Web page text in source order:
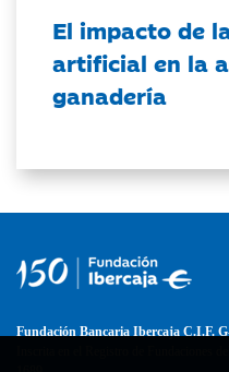
El impacto de
artificial en la
ganadería
Fundación Bancaria Ibercaja C.I.F.